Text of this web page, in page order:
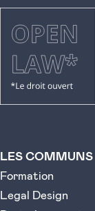
LES COMMUNS
Formation
Legal Design